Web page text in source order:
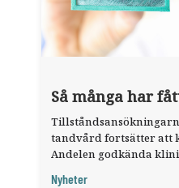
Så många har
tandvård fortsätter att
Andelen godkända
Nyheter